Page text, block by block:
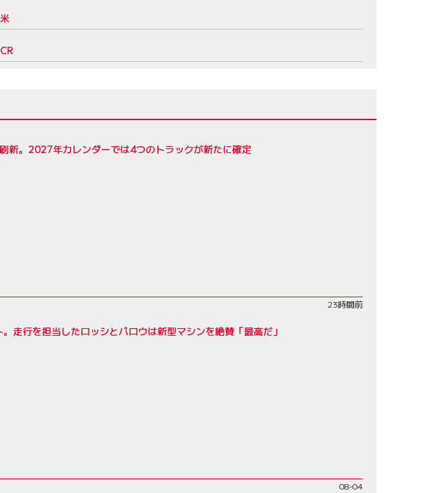
新。2027年カレンダーでは4つのトラックが新たに確定
23時間前
走行を担当したロッシとパロウは新型マシンを絶賛「最高だ」
08-04